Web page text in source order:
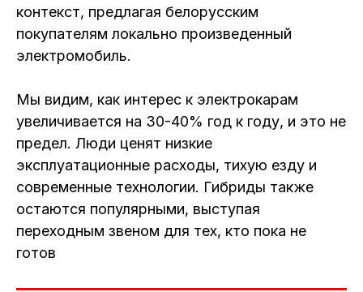
контекст, предлагая белорусским
покупателям локально произведенный
электромобиль.
Мы видим, как интерес к электрокарам
увеличивается на 30-40% год к году, и это не
предел. Люди ценят низкие
эксплуатационные расходы, тихую езду и
современные технологии. Гибриды также
остаются популярными, выступая
переходным звеном для тех, кто пока не
готов